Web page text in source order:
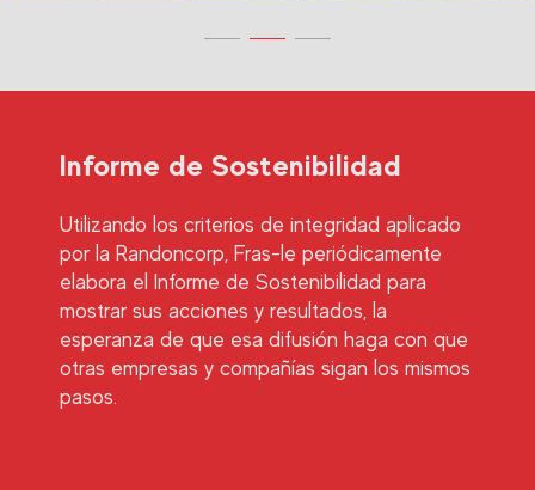
Informe de Sostenibilidad
Utilizando los criterios de integridad aplicado
por la Randoncorp, Fras-le periódicamente
elabora el Informe de Sostenibilidad para
mostrar sus acciones y resultados, la
esperanza de que esa difusión haga con que
otras empresas y compañías sigan los mismos
pasos.